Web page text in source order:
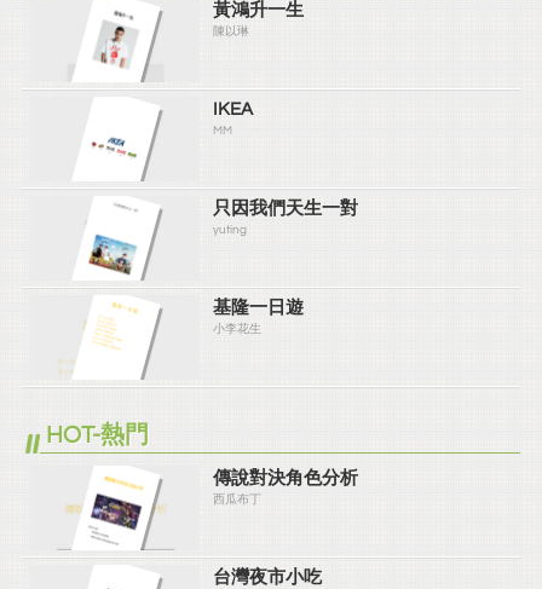
黃鴻升一生
陳以琳
IKEA
MM
只因我們天生一對
yuting
基隆一日遊
小李花生
HOT-熱門
傳說對決角色分析
西瓜布丁
台灣夜市小吃